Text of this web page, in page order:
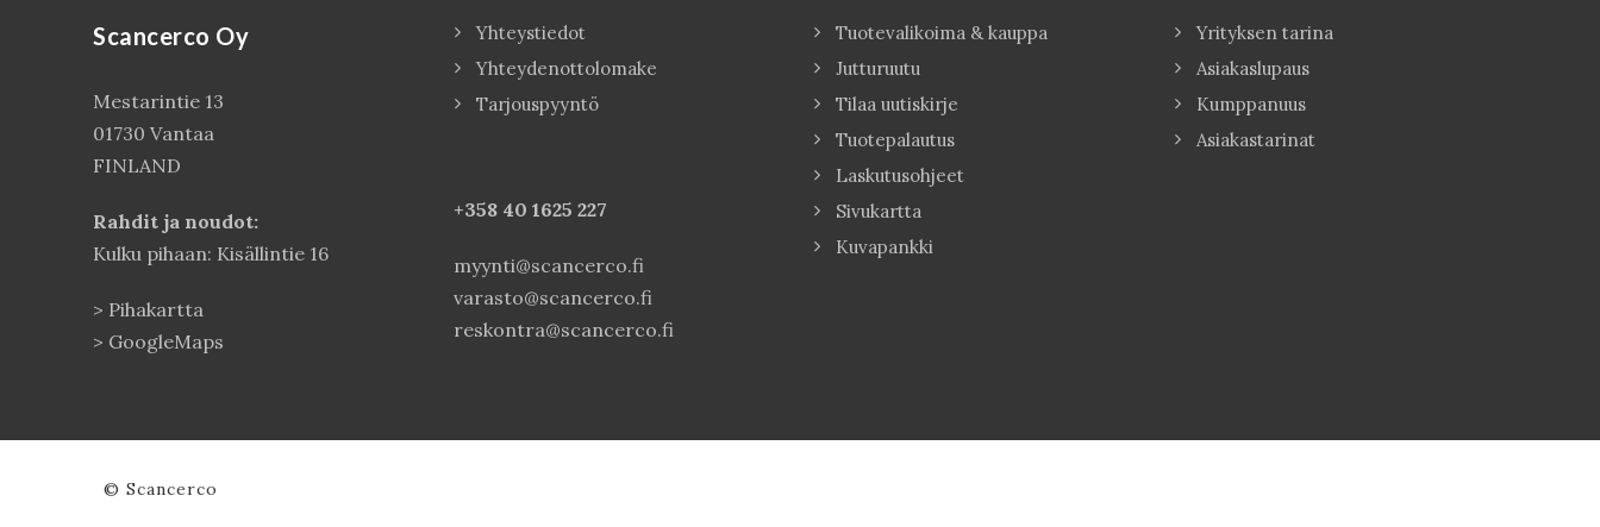
Scancerco Oy
Mestarintie 13
01730 Vantaa
FINLAND
Rahdit ja noudot:
Kulku pihaan: Kisällintie 16
> Pihakartta
> GoogleMaps
Yhteystiedot
Yhteydenottolomake
Tarjouspyyntö
+358 40 1625 227
myynti@scancerco.fi
varasto@scancerco.fi
reskontra@scancerco.fi
Tuotevalikoima & kauppa
Jutturuutu
Tilaa uutiskirje
Tuotepalautus
Laskutusohjeet
Sivukartta
Kuvapankki
Yrityksen tarina
Asiakaslupaus
Kumppanuus
Asiakastarinat
© Scancerco